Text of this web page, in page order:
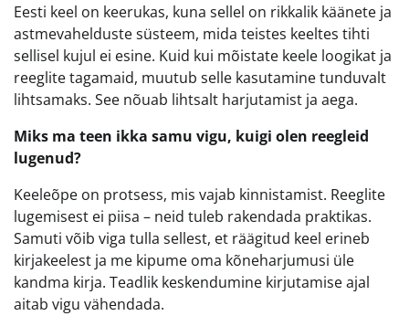
Eesti keel on keerukas, kuna sellel on rikkalik käänete ja
astmevahelduste süsteem, mida teistes keeltes tihti
sellisel kujul ei esine. Kuid kui mõistate keele loogikat ja
reeglite tagamaid, muutub selle kasutamine tunduvalt
lihtsamaks. See nõuab lihtsalt harjutamist ja aega.
Miks ma teen ikka samu vigu, kuigi olen reegleid
lugenud?
Keeleõpe on protsess, mis vajab kinnistamist. Reeglite
lugemisest ei piisa – neid tuleb rakendada praktikas.
Samuti võib viga tulla sellest, et räägitud keel erineb
kirjakeelest ja me kipume oma kõneharjumusi üle
kandma kirja. Teadlik keskendumine kirjutamise ajal
aitab vigu vähendada.